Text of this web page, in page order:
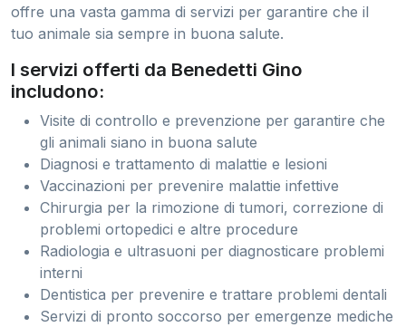
offre una vasta gamma di servizi per garantire che il
tuo animale sia sempre in buona salute.
I servizi offerti da Benedetti Gino
includono:
Visite di controllo e prevenzione per garantire che
gli animali siano in buona salute
Diagnosi e trattamento di malattie e lesioni
Vaccinazioni per prevenire malattie infettive
Chirurgia per la rimozione di tumori, correzione di
problemi ortopedici e altre procedure
Radiologia e ultrasuoni per diagnosticare problemi
interni
Dentistica per prevenire e trattare problemi dentali
Servizi di pronto soccorso per emergenze mediche